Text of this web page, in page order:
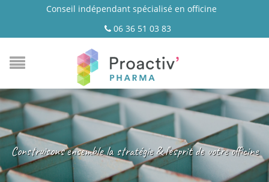
Conseil indépendant spécialisé en officine
06 36 51 03 83
Construisons ensemble la stratégie & l’esprit de votre officine